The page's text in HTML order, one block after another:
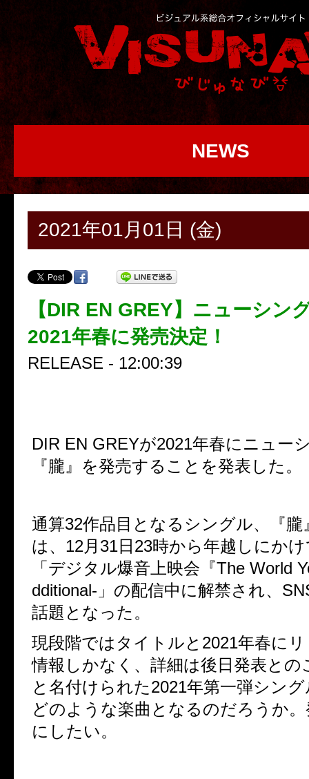
NEWS
2021年01月01日 (金)
【DIR EN GREY】ニューシン
2021年春に発売決定！
RELEASE - 12:00:39
DIR EN GREYが2021年春にニュー
『朧』を発売することを発表した。
通算32作品目となるシングル、『朧
は、 12月 31日 23時から年越しにか
「デジタル爆音上映会『The World
dditional- 」の配信中に解禁され、
話題となった。
現段階ではタイトルと 2021年春に
情報しかなく、詳細は後日発表との
と名付けられた2021年第一弾シン
どのような楽曲となるのだろうか
にしたい。